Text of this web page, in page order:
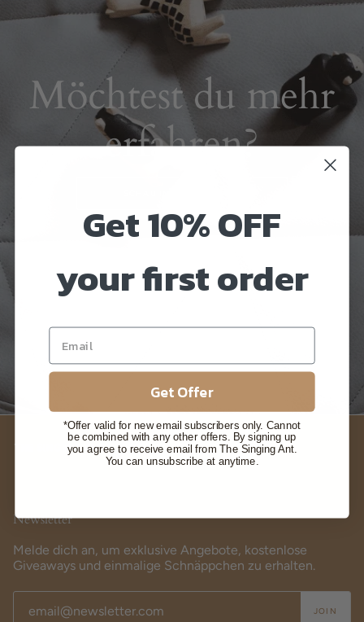
Möchtest du mehr
erfahren?
Newsletter
Melde dich an, um exklusive Angebote, kostenlose
Giveaways und einmalige Schnäppchen zu erhalten.
JOIN
Get 10% OFF
your first order
Get Offer
*Offer valid for new email subscribers only. Cannot
be combined with any other offers. By signing up
you agree to receive email from The Singing Ant.
You can unsubscribe at anytime.